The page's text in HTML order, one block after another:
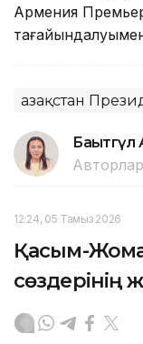
Армения
Қазақстан
Бақытгүл
Авторлар
12:24, 05 Тамыз 2026
Қасым-
сөздерінің